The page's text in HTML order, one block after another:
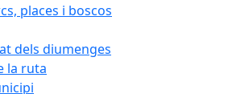
places i boscos
dels diumenges
la ruta